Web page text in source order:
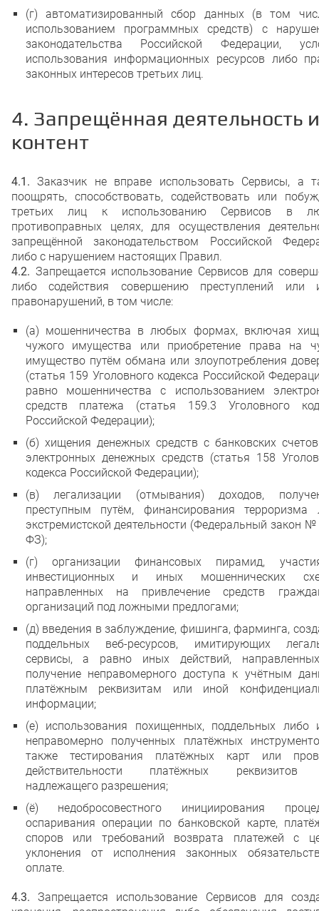
(г) автоматизированный сбор данных (в том
использованием программных средств) с
законодательства Российской Федерации,
использования информационных ресурсов либо
законных интересов третьих лиц.
4. Запрещённая деятельность и
контент
4.1. Заказчик не вправе использовать Сервисы, а
поощрять, способствовать, содействовать или
третьих лиц к использованию Сервисов в
противоправных целях, для осуществления
запрещённой законодательством Российской
либо с нарушением настоящих Правил.
4.2. Запрещается использование Сервисов для
либо содействия совершению преступлений или
правонарушений, в том числе:
(а) мошенничества в любых формах, включая
чужого имущества или приобретение права на
имущество путём обмана или злоупотребления
(статья 159 Уголовного кодекса Российской
равно мошенничества с использованием
средств платежа (статья 159.3 Уголовного
Российской Федерации);
(б) хищения денежных средств с банковских
электронных денежных средств (статья 158
кодекса Российской Федерации);
(в) легализации (отмывания) доходов,
преступным путём, финансирования терроризма
экстремистской деятельности (Федеральный закон
ФЗ);
(г) организации финансовых пирамид,
инвестиционных и иных мошеннических
направленных на привлечение средств
организаций под ложными предлогами;
(д) введения в заблуждение, фишинга, фарминга,
поддельных веб-ресурсов, имитирующих
сервисы, а равно иных действий,
получение неправомерного доступа к учётным
платёжным реквизитам или иной
информации;
(е) использования похищенных, поддельных либо
неправомерно полученных платёжных
также тестирования платёжных карт или
действительности платёжных реквизитов
надлежащего разрешения;
(ё) недобросовестного инициирования
оспаривания операции по банковской карте,
споров или требований возврата платежей с
уклонения от исполнения законных
оплате.
4.3.Запрещается использование Сервисов для